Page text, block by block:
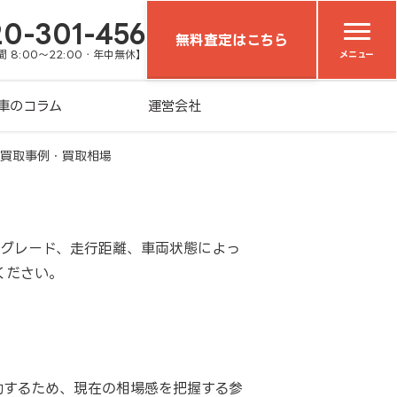
301-456
間 8:00～22:00・年中無休】
無料査定はこちら
メニュー
のコラム 運営会社
取事例・買取相場
レード、走行距離、車両状態によっ
さい。
るため、現在の相場感を把握する参